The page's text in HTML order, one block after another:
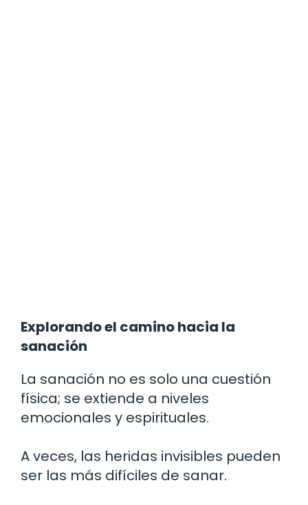
Explorando el camino hacia la
sanación
La sanación no es solo una cuestión
física; se extiende a niveles
emocionales y espirituales.
A veces, las heridas invisibles pueden
ser las más difíciles de sanar.